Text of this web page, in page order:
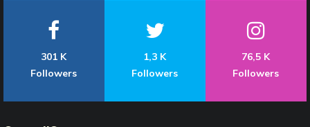
301 K
Followers
1,3 K
Followers
76,5 K
Followers